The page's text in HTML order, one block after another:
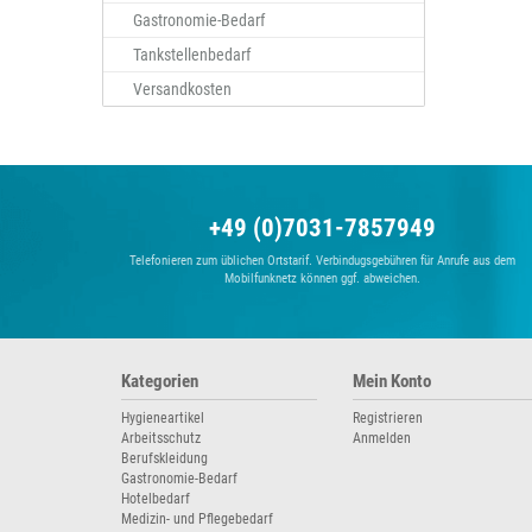
Gastronomie-Bedarf
Tankstellenbedarf
Versandkosten
+49 (0)7031-7857949
Telefonieren zum üblichen Ortstarif. Verbindugsgebühren für Anrufe aus dem
Mobilfunknetz können ggf. abweichen.
Kategorien
Hygieneartikel
Arbeitsschutz
Berufskleidung
Gastronomie-Bedarf
Hotelbedarf
Medizin- und Pflegebedarf
Mein Konto
Registrieren
Anmelden